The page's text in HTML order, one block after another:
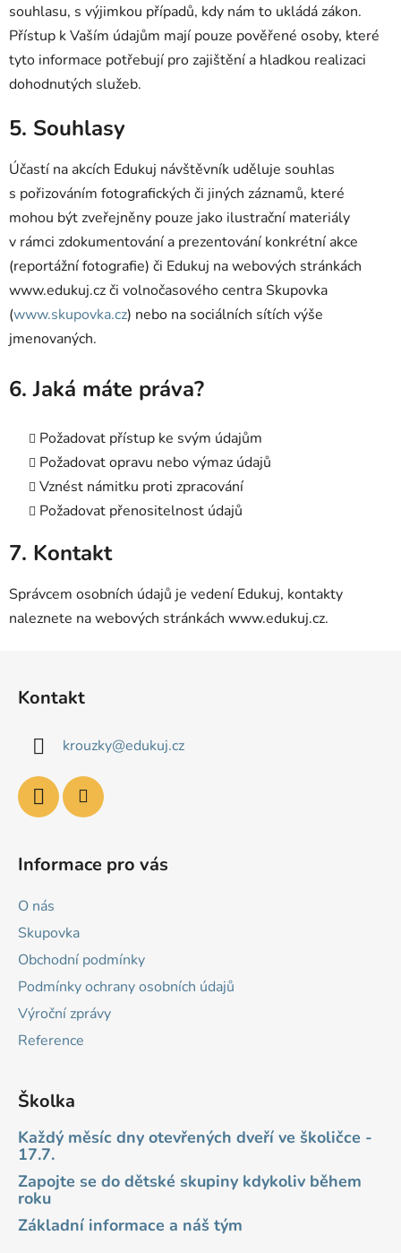
souhlasu, s výjimkou případů, kdy nám to ukládá zákon.
Přístup k Vaším údajům mají pouze pověřené osoby, které
tyto informace potřebují pro zajištění a hladkou realizaci
dohodnutých služeb.
5. Souhlasy
Účastí na akcích Edukuj návštěvník uděluje souhlas
s pořizováním fotografických či jiných záznamů, které
mohou být zveřejněny pouze jako ilustrační materiály
v rámci zdokumentování a prezentování konkrétní akce
(reportážní fotografie) či Edukuj na webových stránkách
www.edukuj.cz či volnočasového centra Skupovka
(www.skupovka.cz) nebo na sociálních sítích výše
jmenovaných.
6. Jaká máte práva?
Požadovat přístup ke svým údajům
Požadovat opravu nebo výmaz údajů
Vznést námitku proti zpracování
Požadovat přenositelnost údajů
7. Kontakt
Správcem osobních údajů je vedení Edukuj, kontakty
naleznete na webových stránkách www.edukuj.cz.
Kontakt
krouzky@edukuj.cz
Informace pro vás
O nás
Skupovka
Obchodní podmínky
Podmínky ochrany osobních údajů
Výroční zprávy
Reference
Školka
Každý měsíc dny otevřených dveří ve školičce -
17.7.
Zapojte se do dětské skupiny kdykoliv během
roku
Základní informace a náš tým